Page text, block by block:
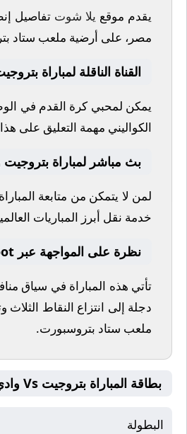
يقدم موقع يلا شوت تفاصيل
مصر، على أرضية ملعب ستاد
القناة الناقلة لمباراة
يمكن لمحبي كرة القدم في
الكواليني مهمة التعليق على
بث مباشر لمباراة
لمن لا يتمكن من متابعة
خدمة نقل أبرز المباريات
نظرة على المواجهة عبر yallashoot
تأتي هذه المباراة في سياق
دجلة إلى انتزاع النقاط
ملعب ستاد بتروسبورت.
بطاقة المباراة بتروجيت Vs وادي دجلة
البطولة